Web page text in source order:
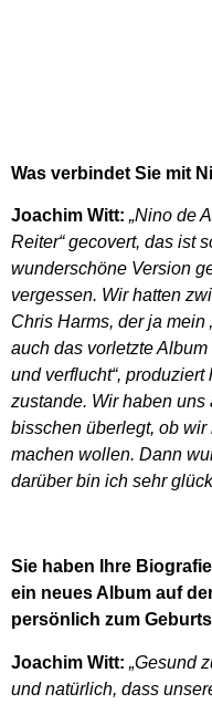
Was verbindet Sie mit
Joachim Witt: „Nino de
Reiter“ gecovert, das ist
wunderschöne Version
vergessen. Wir hatten
Chris Harms, der ja mein
auch das vorletzte
und verflucht“,
zustande. Wir haben
bisschen überlegt, ob
machen wollen. Dann
darüber bin ich sehr
Sie haben Ihre
ein neues Album auf
persönlich zum
Joachim Witt: „Gesund
und natürlich, dass